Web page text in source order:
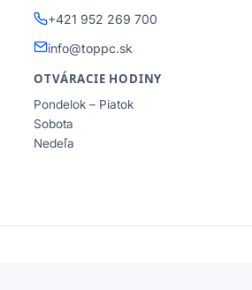
+421 952 269 700
info@toppc.sk
OTVÁRACIE HODINY
Pondelok – Piatok
Sobota
Nedeľa